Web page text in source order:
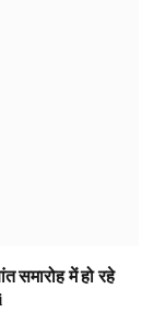
समारोह में हो रहे